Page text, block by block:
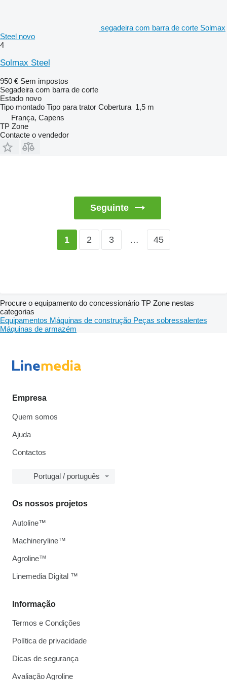
segadeira com barra de corte Solmax
Steel novo
4
Solmax Steel
950 € Sem impostos
Segadeira com barra de corte
Estado novo
Tipo montado Tipo para trator Cobertura 1,5 m
França, Capens
TP Zone
Contacte o vendedor
Seguinte
1 2 3 … 45
Procure o equipamento do concessionário TP Zone nestas
categorias
Equipamentos Máquinas de construção Peças sobressalentes
Máquinas de armazém
Empresa
Quem somos
Ajuda
Contactos
Portugal / português
Informação
Termos e Condições
Política de privacidade
Dicas de segurança
Avaliação Agroline
Os nossos projetos
Autoline™
Machineryline™
Agroline™
Linemedia Digital ™